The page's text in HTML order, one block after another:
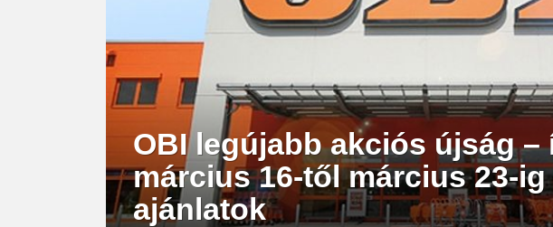
OBI legújabb akciós újság –
március 16-től március 23-
ajánlatok